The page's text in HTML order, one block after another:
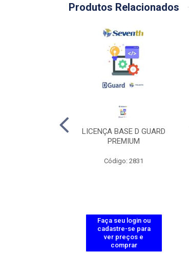
Produtos Relacionados
LICENÇA BASE D GUARD
PREMIUM
Código: 2831
Faça seu login ou
cadastre-se para
ver preços e
comprar